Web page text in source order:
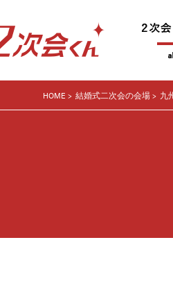
HOME 結婚式二次会の会場 九